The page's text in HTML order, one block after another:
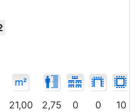
21,00 2,75 0 0
10